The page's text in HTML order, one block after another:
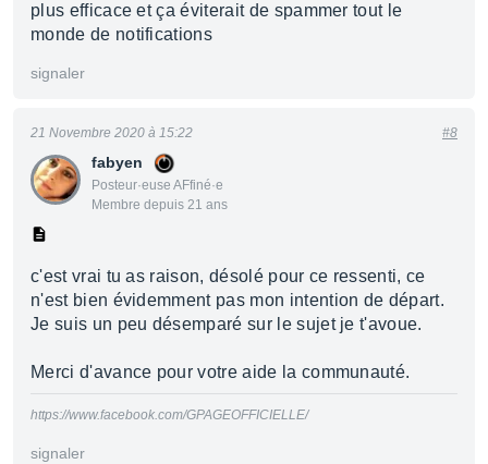
plus efficace et ça éviterait de spammer tout le
monde de notifications
signaler
fabyen
Posteur·euse AFfiné·e
Membre depuis 21 ans
21 Novembre 2020 à 15:22 #8
c'est vrai tu as raison, désolé pour ce ressenti, ce
n'est bien évidemment pas mon intention de départ.
Je suis un peu désemparé sur le sujet je t'avoue.
Merci d'avance pour votre aide la communauté.
https://www.facebook.com/GPAGEOFFICIELLE/
signaler